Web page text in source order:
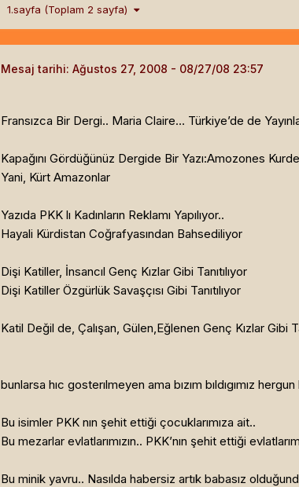
1.sayfa (Toplam 2 sayfa)
Mesaj tarihi: Ağustos 27, 2008
Fransızca Bir Dergi.. Maria Claire… Türkiye’de de
Kapağını Gördüğünüz Dergide Bir Yazı:Amozones
Yani, Kürt Amazonlar
Yazıda PKK lı Kadınların Reklamı Yapılıyor..
Hayali Kürdistan Coğrafyasından Bahsediliyor
Dişi Katiller, İnsancıl Genç Kızlar Gibi Tanıtılıyor
Dişi Katiller Özgürlük Savaşçısı Gibi Tanıtılıyor
Katil Değil de, Çalışan, Gülen,Eğlenen Genç Kızlar Gibi
bunlarsa hıc gosterılmeyen ama bızım bıldıgımız
Bu isimler PKK nın şehit ettiği çocuklarımıza ait..
Bu mezarlar evlatlarımızın.. PKK’nın şehit ettiği
Bu minik yavru.. Nasılda habersiz artık babasız